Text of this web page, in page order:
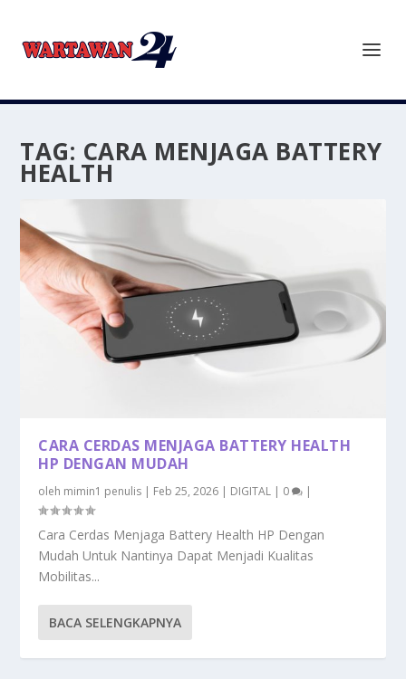
TAG: CARA MENJAGA BATTERY
HEALTH
CARA CERDAS MENJAGA BATTERY HEALTH
HP DENGAN MUDAH
oleh mimin1 penulis | Feb 25, 2026 | DIGITAL | 0 |
Cara Cerdas Menjaga Battery Health HP Dengan
Mudah Untuk Nantinya Dapat Menjadi Kualitas
Mobilitas...
BACA SELENGKAPNYA